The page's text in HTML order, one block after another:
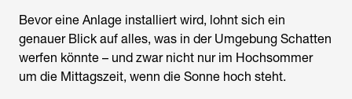
Bevor eine Anlage installiert wird, lohnt sich ein
genauer Blick auf alles, was in der Umgebung Schatten
werfen könnte – und zwar nicht nur im Hochsommer
um die Mittagszeit, wenn die Sonne hoch steht.